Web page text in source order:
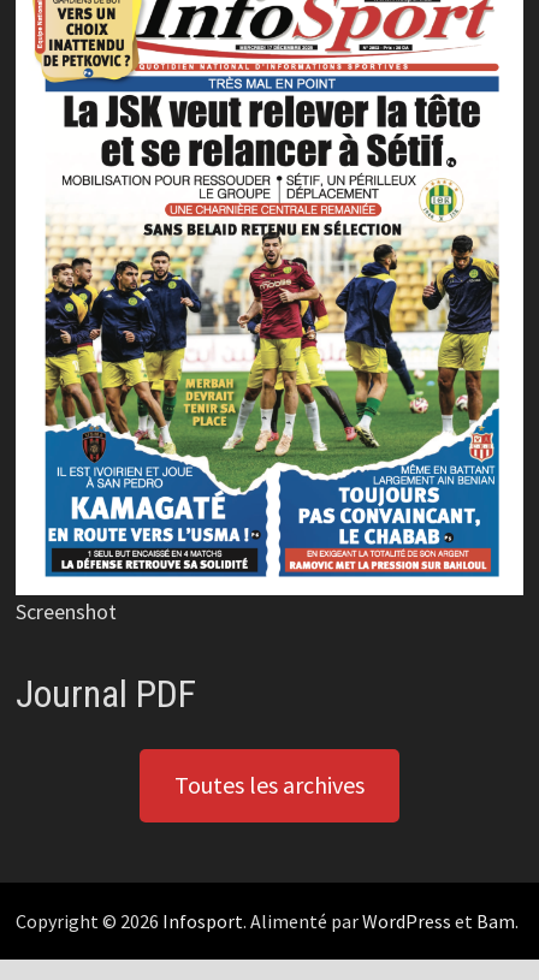
Screenshot
Journal PDF
Toutes les archives
Copyright © 2026 Infosport. Alimenté parWordPress et Bam.